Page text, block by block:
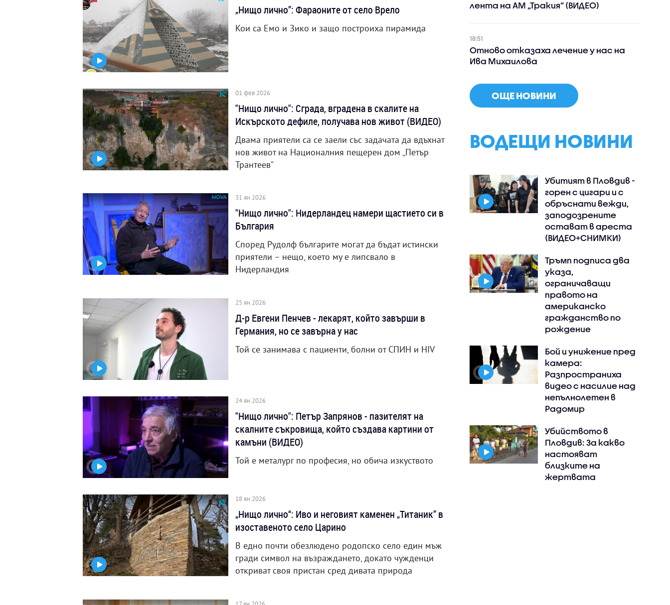
„Нищо лично”: Фараоните от село Врело
Кои са Емо и Зико и защо построиха пирамида
01 фев 2026
"Нищо лично": Сграда, вградена в скалите на
Искърското дефиле, получава нов живот (ВИДЕО)
Двама приятели са се заели със задачата да вдъхнат
нов живот на Националния пещерен дом „Петър
Трантеев“
31 ян 2026
"Нищо лично": Нидерландец намери щастието си в
България
Според Рудолф българите могат да бъдат истински
приятели – нещо, което му е липсвало в
Нидерландия
25 ян 2026
Д-р Евгени Пенчев - лекарят, който завърши в
Германия, но се завърна у нас
Той се занимава с пациенти, болни от СПИН и HIV
24 ян 2026
"Нищо лично": Петър Запрянов - пазителят на
скалните съкровища, който създава картини от
камъни (ВИДЕО)
Той е металург по професия, но обича изкуството
18 ян 2026
„Нищо лично“: Иво и неговият каменен „Титаник” в
изоставеното село Царино
В едно почти обезлюдено родопско село един мъж
гради символ на възраждането, докато чужденци
откриват своя пристан сред дивата природа
17 ян 2026
лента на АМ „Тракия” (ВИДЕО)
18:51
Отново отказаха лечение у нас на
Ива Михаилова
ОЩЕ НОВИНИ
ВОДЕЩИ НОВИНИ
Убитият в Пловдив -
горен с цигари и с
обръснати вежди,
заподозрените
остават в ареста
(ВИДЕО+СНИМКИ)
Тръмп подписа два
указа,
ограничаващи
правото на
американско
гражданство по
рождение
Бой и унижение пред
камера:
Разпространиха
видео с насилие над
непълнолетен в
Радомир
Убийството в
Пловдив: За какво
настояват
близките на
жертвата